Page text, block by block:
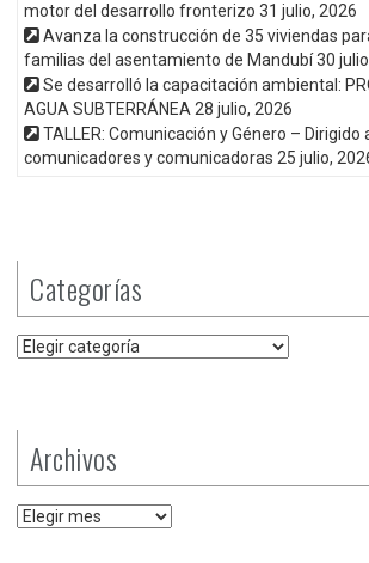
motor del desarrollo fronterizo 31 julio, 2026
Avanza la construcción de 35 viviendas
familias del asentamiento de Mandubí30
Se desarrolló la capacitación ambiental:
AGUA SUBTERRÁNEA 28 julio, 2026
TALLER: Comunicación y Género – Dirigido
comunicadores y comunicadoras 25 julio,
Categorías
Categorías
Archivos
Archivos